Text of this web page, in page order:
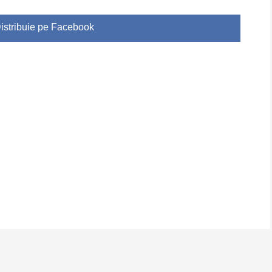
pe Facebook